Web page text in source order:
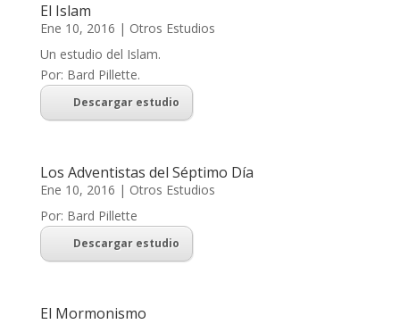
El Islam
Ene 10, 2016 | Otros Estudios
Un estudio del Islam.
Por: Bard Pillette.
Descargar estudio
Los Adventistas del Séptimo Día
Ene 10, 2016 | Otros Estudios
Por: Bard Pillette
Descargar estudio
El Mormonismo